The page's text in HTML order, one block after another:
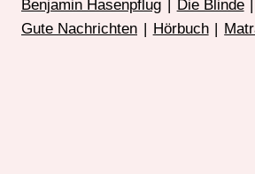
Benjamin Hasenpflug | Die Blinde |
Gute Nachrichten | Hörbuch |